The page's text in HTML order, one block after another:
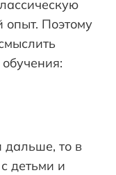
опыт. Поэтому
дальше, то в
детьми и